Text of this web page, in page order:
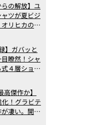
スト3】
らの解放】ユ
ツが夏ビジ
リヒカの透
】ガバッと
瞭然！シャ
４層ショル
高傑作か】
！グラビテ
凄い。開発